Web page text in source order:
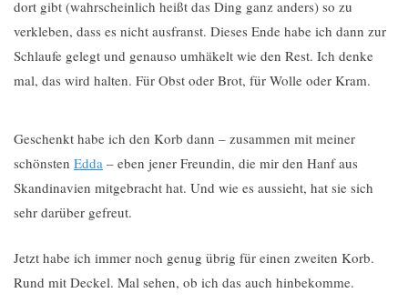
dort gibt (wahrscheinlich heißt das Ding ganz anders) so zu
verkleben, dass es nicht ausfranst. Dieses Ende habe ich dann zur
Schlaufe gelegt und genauso umhäkelt wie den Rest. Ich denke
mal, das wird halten. Für Obst oder Brot, für Wolle oder Kram.
Geschenkt habe ich den Korb dann – zusammen mit meiner
schönsten Edda – eben jener Freundin, die mir den Hanf aus
Skandinavien mitgebracht hat. Und wie es aussieht, hat sie sich
sehr darüber gefreut.
Jetzt habe ich immer noch genug übrig für einen zweiten Korb.
Rund mit Deckel. Mal sehen, ob ich das auch hinbekomme.